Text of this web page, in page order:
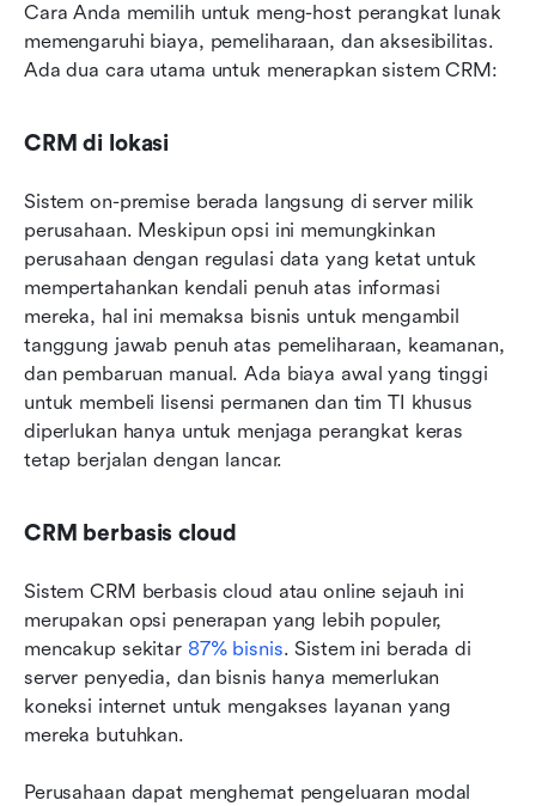
Cara Anda memilih untuk meng-host perangkat lunak
memengaruhi biaya, pemeliharaan, dan aksesibilitas.
Ada dua cara utama untuk menerapkan sistem CRM:
CRM di lokasi
Sistem on-premise berada langsung di server milik
perusahaan. Meskipun opsi ini memungkinkan
perusahaan dengan regulasi data yang ketat untuk
mempertahankan kendali penuh atas informasi
mereka, hal ini memaksa bisnis untuk mengambil
tanggung jawab penuh atas pemeliharaan, keamanan,
dan pembaruan manual. Ada biaya awal yang tinggi
untuk membeli lisensi permanen dan tim TI khusus
diperlukan hanya untuk menjaga perangkat keras
tetap berjalan dengan lancar.
CRM berbasis cloud
Sistem CRM berbasis cloud atau online sejauh ini
merupakan opsi penerapan yang lebih populer,
mencakup sekitar 87% bisnis. Sistem ini berada di
server penyedia, dan bisnis hanya memerlukan
koneksi internet untuk mengakses layanan yang
mereka butuhkan.
Perusahaan dapat menghemat pengeluaran modal